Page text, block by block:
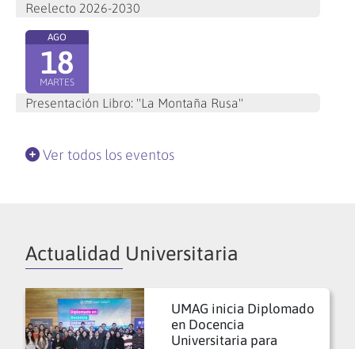
Reelecto 2026-2030
AGO
18
MARTES
Presentación Libro: "La Montaña Rusa"
Ver todos los eventos
Actualidad Universitaria
UMAG inicia Diplomado
en Docencia
Universitaria para